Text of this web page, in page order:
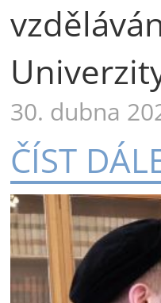
30. dubna
ČÍST